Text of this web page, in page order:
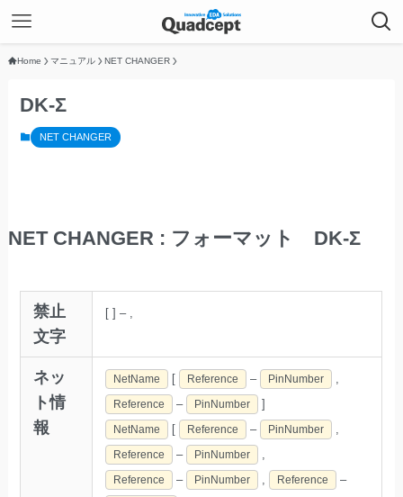
Home マニュアル NET CHANGER
DK-Σ
NET CHANGER
NET CHANGER : フォーマット DK-Σ
禁止
文字
[ ] – ,
ネッ
ト情
報
NetName [ Reference – PinNumber ,
Reference – PinNumber ]
NetName [ Reference – PinNumber ,
Reference – PinNumber ,
Reference – PinNumber , Reference –